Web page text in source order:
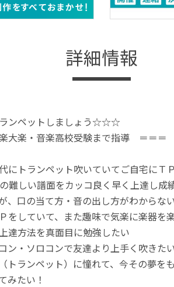
詳細情報
トしましょう☆☆☆
大楽・音楽高校受験まで指導 ＝＝＝
トランペット吹いていてご自宅にＴ
難しい譜面をカッコ良く早く上達し成
、口の当て方・音の出し方がわからな
をしていて、また趣味で気楽に楽器を
達方法を真面目に勉強したい
ン・ソロコンで友達より上手く吹きた
トランペット）に憧れて、今その夢を
みたい！